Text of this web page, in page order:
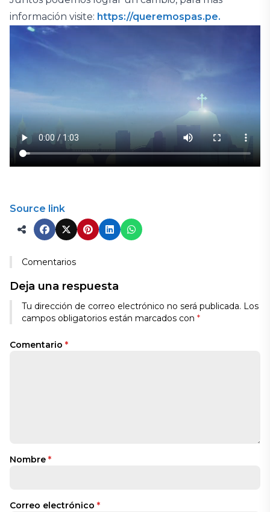
información visite: https://queremospas.pe.
Source link
Comentarios
Deja una respuesta
Tu dirección de correo electrónico no será publicada. Los
campos obligatorios están marcados con *
Comentario *
Nombre *
Correo electrónico *